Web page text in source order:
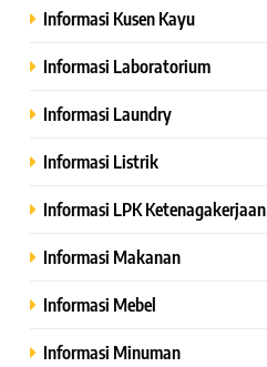
Informasi Kusen Kayu
Informasi Laboratorium
Informasi Laundry
Informasi Listrik
Informasi LPK Ketenagakerjaan
Informasi Makanan
Informasi Mebel
Informasi Minuman